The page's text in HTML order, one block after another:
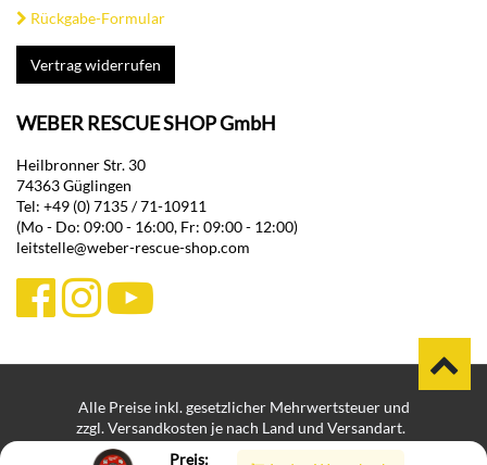
Preis:
Rückgabe-Formular
Vertrag widerrufen
WEBER RESCUE SHOP GmbH
Heilbronner Str. 30
74363 Güglingen
Tel: +49 (0) 7135 / 71-10911
(Mo - Do: 09:00 - 16:00, Fr: 09:00 - 12:00)
leitstelle@weber-rescue-shop.com
Alle Preise inkl. gesetzlicher Mehrwertsteuer und
zzgl. Versandkosten je nach Land und Versandart.
Bei Lieferungen in Nicht-EU-Länder können zusätzliche Zölle,